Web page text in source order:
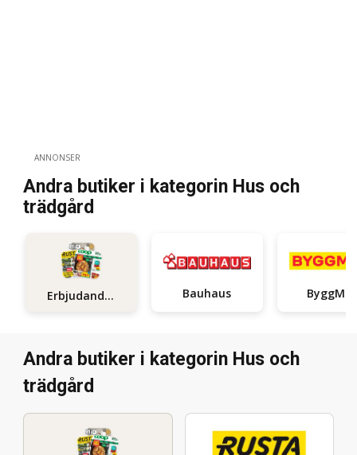
ANNONSER
Andra butiker i kategorin Hus och
trädgård
Erbjudanden Bauhaus
Andra butiker i kategorin Hus och
trädgård